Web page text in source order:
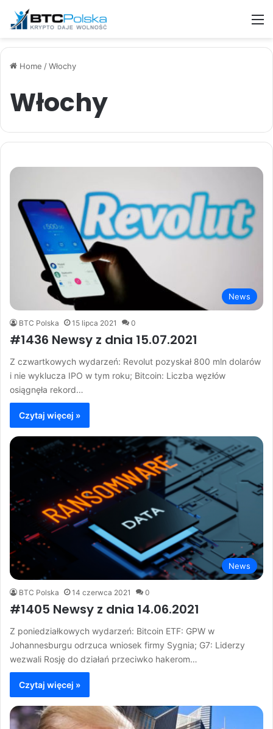
Home /Włochy
Włochy
News
BTC Polska 15 lipca 2021 0
#1436 Newsy z dnia 15.07.2021
Z czwartkowych wydarzeń: Revolut pozyskał 800 mln dolarów
i nie wyklucza IPO w tym roku; Bitcoin: Liczba węzłów
osiągnęła rekord…
Czytaj więcej »
News
BTC Polska 14 czerwca 2021 0
#1405 Newsy z dnia 14.06.2021
Z poniedziałkowych wydarzeń: Bitcoin ETF: GPW w
Johannesburgu odrzuca wniosek firmy Sygnia; G7: Liderzy
wezwali Rosję do działań przeciwko hakerom…
Czytaj więcej »